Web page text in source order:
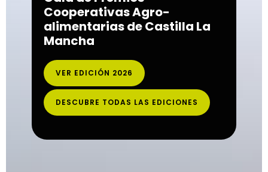
Cooperativas Agro-
alimentarias de Castilla La
Mancha
VER EDICIÓN 2026
DESCUBRE TODAS LAS EDICIONES